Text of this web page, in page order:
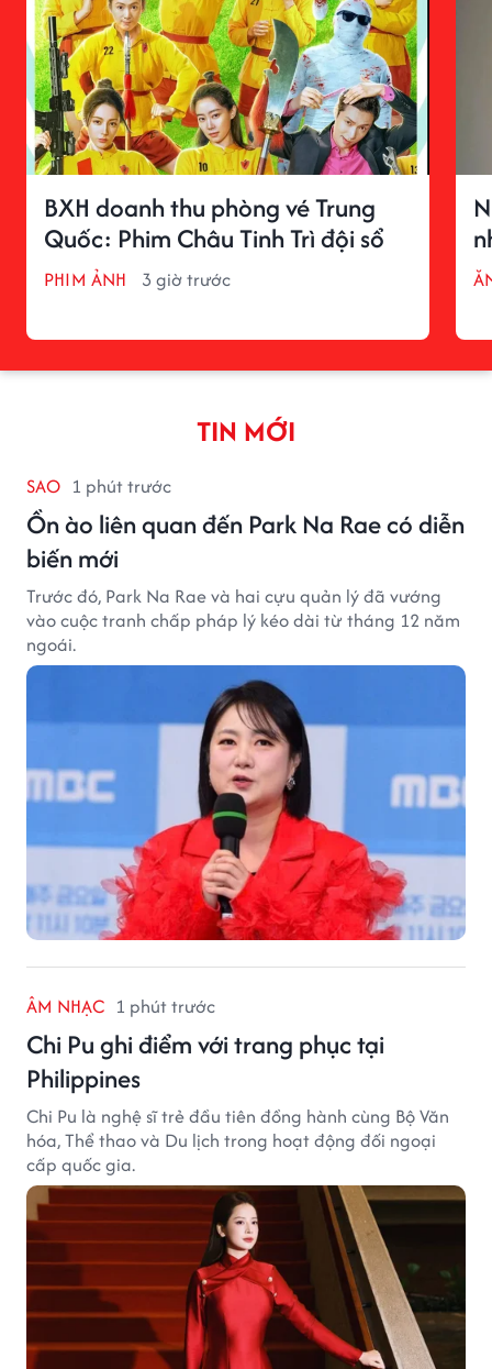
BXH doanh thu phòng vé Trung
Quốc: Phim Châu Tinh Trì đội sổ
PHIM ẢNH 3 giờ trước
TIN MỚI
SAO 1 phút trước
Ồn ào liên quan đến Park Na Rae có diễn
biến mới
Trước đó, Park Na Rae và hai cựu quản lý đã vướng
vào cuộc tranh chấp pháp lý kéo dài từ tháng 12 năm
ngoái.
ÂM NHẠC 1 phút trước
Chi Pu ghi điểm với trang phục tại
Philippines
Chi Pu là nghệ sĩ trẻ đầu tiên đồng hành cùng Bộ Văn
hóa, Thể thao và Du lịch trong hoạt động đối ngoại
cấp quốc gia.